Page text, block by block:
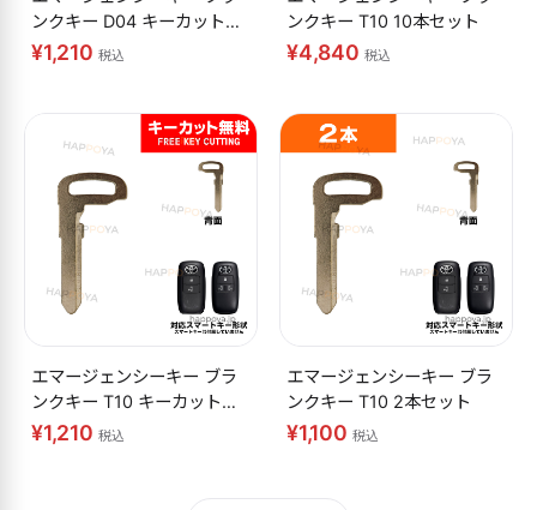
ンクキー D04 キーカット無
料
¥1,210 税込
ンクキー T10 10本セット
¥4,840 税込
エマージェンシーキー ブラ
ンクキー T10 キーカット無
料
¥1,210 税込
エマージェンシーキー ブラ
ンクキー T10 2本セット
¥1,100 税込